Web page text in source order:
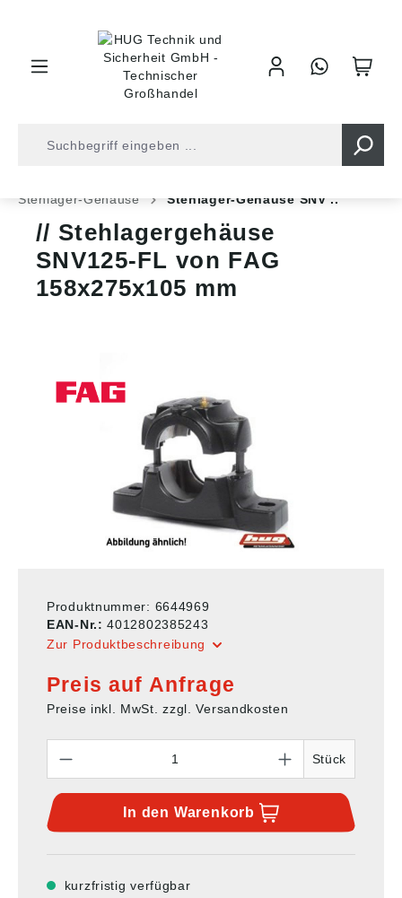
Stehlager-Gehäuse
Stehlager-Gehäuse SNV ..
Stehlagergehäuse
SNV125-FL von FAG
158x275x105 mm
Produktnummer: 6644969
EAN-Nr.:4012802385243
Zur Produktbeschreibung
Preis auf Anfrage
Preise inkl. MwSt. zzgl. Versandkosten
Stück
In den Warenkorb
kurzfristig verfügbar